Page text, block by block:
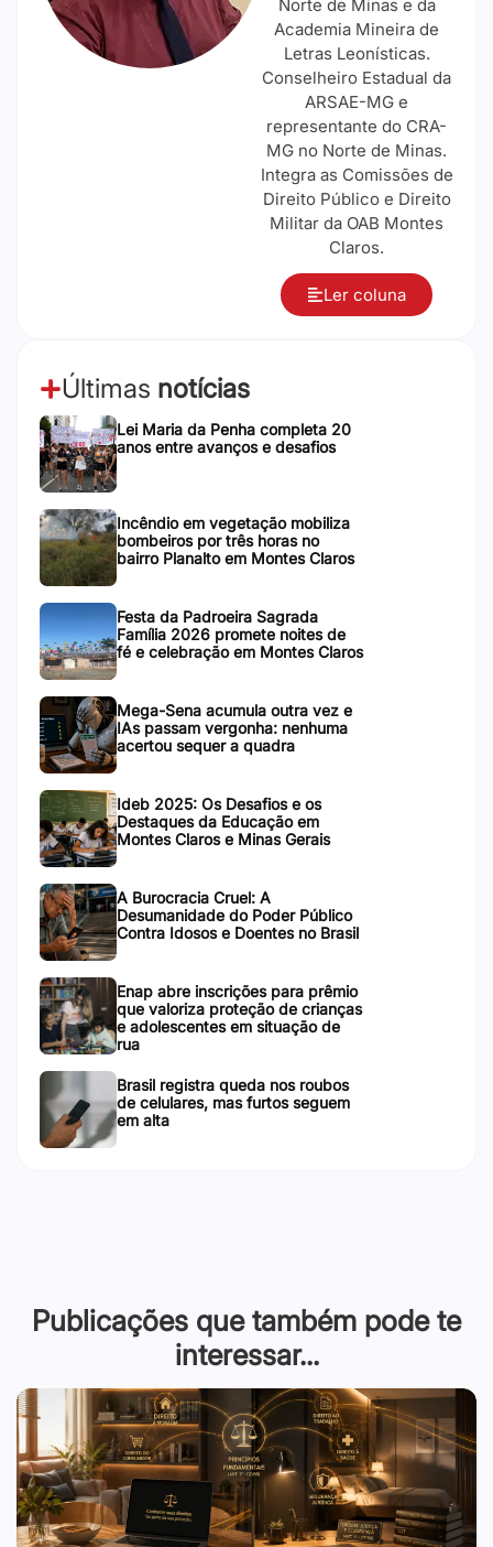
Norte de Minas e da
Academia Mineira de
Letras Leonísticas.
Conselheiro Estadual da
ARSAE-MG e
representante do CRA-
MG no Norte de Minas.
Integra as Comissões de
Direito Público e Direito
Militar da OAB Montes
Claros.
Ler coluna
Últimas notícias
Lei Maria da Penha completa 20
anos entre avanços e desafios
Incêndio em vegetação mobiliza
bombeiros por três horas no
bairro Planalto em Montes Claros
Festa da Padroeira Sagrada
Família 2026 promete noites de
fé e celebração em Montes Claros
Mega-Sena acumula outra vez e
IAs passam vergonha: nenhuma
acertou sequer a quadra
Ideb 2025: Os Desafios e os
Destaques da Educação em
Montes Claros e Minas Gerais
A Burocracia Cruel: A
Desumanidade do Poder Público
Contra Idosos e Doentes no Brasil
Enap abre inscrições para prêmio
que valoriza proteção de crianças
e adolescentes em situação de
rua
Brasil registra queda nos roubos
de celulares, mas furtos seguem
em alta
Publicações que também pode te
interessar...